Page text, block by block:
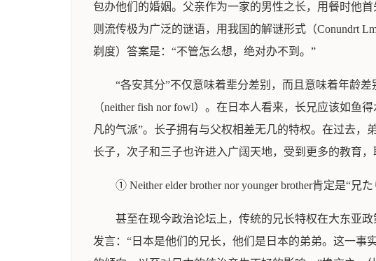
包办他们的婚姻。父亲作为一家的男性之长，用餐时他
则流传极为广泛的谜语，用我国的解谜形式（Conundrt
剃度）答案是：“不管怎么想，绝对办不到。”
“各安其分”不仅意味着辈分差别，而且意味着年龄
（neither fish nor fowl）。在日本人看来，长兄应该如
凡的气派”。长子拥有与父权相差无几的特权。在过去
长子，次子和三子也许进入广阔天地，受到更多的教育
① Neither elder brother nor younger brother肯定是“
甚至在现今政治论坛上，传统的兄长特权在大东亚
发言：“日本是他们的兄长，他们是日本的弟弟。这一